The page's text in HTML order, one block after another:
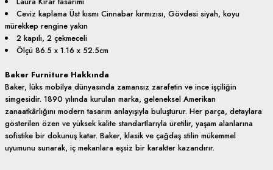
Ceviz kaplama Üst kısmı Cinnabar kırmızısı, Gövdesi siyah, koyu
mürekkep rengine yakın
2 kapılı, 2 çekmeceli
Ölçü 86.5 x 1.16 x 52.5cm
Baker Furniture Hakkında
Baker, lüks mobilya dünyasında zamansız zarafetin ve ince işçiliğin
simgesidir. 1890 yılında kurulan marka, geleneksel Amerikan
zanaatkârlığını modern tasarım anlayışıyla buluşturur. Her parça, detaylara
gösterilen özen ve yüksek kalite standartlarıyla üretilir, yaşam alanlarına
sofistike bir dokunuş katar. Baker, klasik ve çağdaş stilin mükemmel
uyumunu sunarak, iç mekanlara eşsiz bir karakter kazandırır.